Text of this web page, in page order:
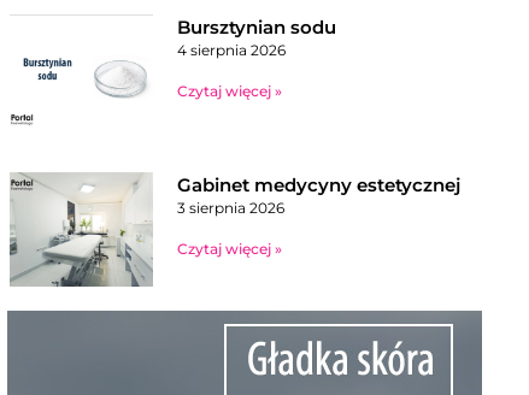
Bursztynian sodu
4 sierpnia 2026
Czytaj więcej »
Gabinet medycyny estetycznej
3 sierpnia 2026
Czytaj więcej »